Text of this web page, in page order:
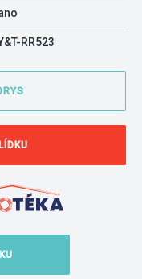
RR523